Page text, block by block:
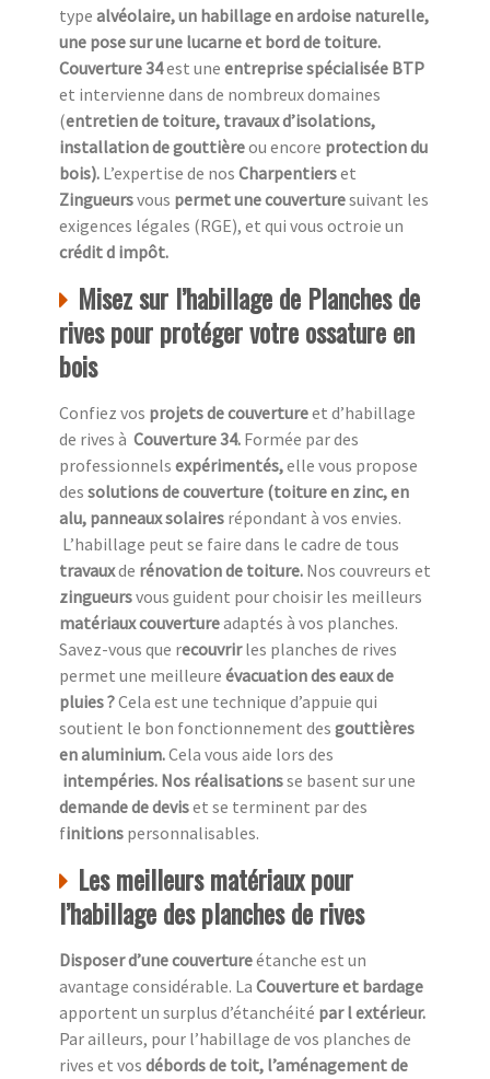
type alvéolaire, un habillage en ardoise naturelle,
une pose sur une lucarne et bord de toiture.
Couverture 34est une entreprise spécialisée BTP
et intervienne dans de nombreux domaines
(entretien de toiture, travaux d’isolations,
installation de gouttièreou encore protection du
bois). L’expertise de nos Charpentierset
Zingueursvous permet une couverturesuivant les
exigences légales (RGE), et qui vous octroie un
crédit d impôt.
Misez sur l’habillage de Planches de
rives pour protéger votre ossature en
bois
Confiez vos projets de couvertureet d’habillage
de rives à Couverture 34. Formée par des
professionnels expérimentés,elle vous propose
des solutions de couverture (toiture en zinc, en
alu, panneaux solaires répondant à vos envies.
L’habillage peut se faire dans le cadre de tous
travauxde rénovation de toiture. Nos couvreurs et
zingueursvous guident pour choisir les meilleurs
matériaux couvertureadaptés à vos planches.
Savez-vous que recouvrirles planches de rives
permet une meilleure évacuation des eaux de
pluies ?Cela est une technique d’appuie qui
soutient le bon fonctionnement des gouttières
en aluminium.Cela vous aide lors des
intempéries. Nos réalisationsse basent sur une
demande de deviset se terminent par des
finitions personnalisables.
Les meilleurs matériaux pour
l’habillage des planches de rives
Disposer d’une couvertureétanche est un
avantage considérable. La Couverture et bardage
apportent un surplus d’étanchéité par l extérieur.
Par ailleurs, pour l’habillage de vos planches de
rives et vos débords de toit, l’aménagement de